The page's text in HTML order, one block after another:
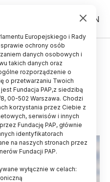
PL EN
wróble są
Europejskiego i Rady
ochrony osób
danych osobowych i
takich danych oraz
rozporządzenie o
o przetwarzaniu Twoich
Fundacja PAP,z siedzibą
00-502 Warszawa. Chodzi
korzystania przez Ciebie z
serwisów i innych
Fundację PAP, głównie
identyfikatorach
na naszych stronach przez
Fundacji PAP.
wyłącznie w celach: